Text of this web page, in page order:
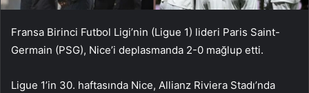
Fransa Birinci Futbol Ligi’nin (Ligue 1) lideri Paris Saint-
Germain (PSG), Nice’i deplasmanda 2-0 mağlup etti.
Ligue 1’in 30. haftasında Nice, Allianz Riviera Stadı’nda